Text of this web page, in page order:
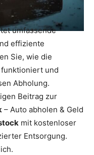
umfassende
effiziente
Sie, wie die
und
Abholung.
Beitrag zur
– Auto abholen & Geld
mit kostenloser
Entsorgung.